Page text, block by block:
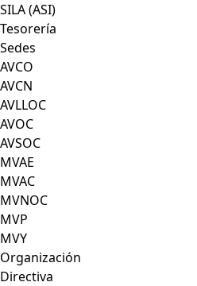
SILA (ASI)
Tesorería
Sedes
AVCO
AVCN
AVLLOC
AVOC
AVSOC
MVAE
MVAC
MVNOC
MVP
MVY
Organización
Directiva